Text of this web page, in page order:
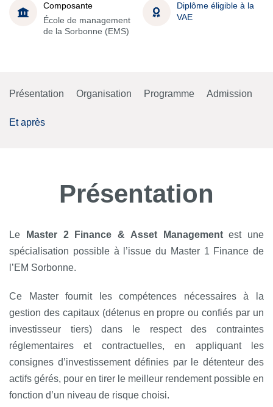
Composante
École de management
de la Sorbonne (EMS)
Diplôme éligible à la
VAE
Présentation Organisation Programme Admission
Et après
Présentation
Le Master 2 Finance & Asset Managementest une
spécialisation possible à l’issue du Master 1 Finance de
l’EM Sorbonne.
Ce Master fournit les compétences nécessaires à la
gestion des capitaux (détenus en propre ou confiés par un
investisseur tiers) dans le respect des contraintes
réglementaires et contractuelles, en appliquant les
consignes d’investissement définies par le détenteur des
actifs gérés, pour en tirer le meilleur rendement possible en
fonction d’un niveau de risque choisi.